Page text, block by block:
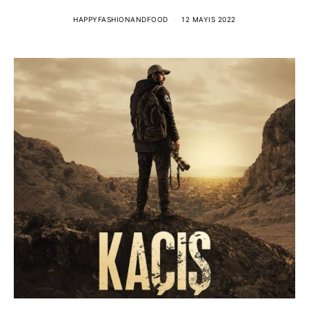
HAPPYFASHIONANDFOOD 12 MAYIS 2022